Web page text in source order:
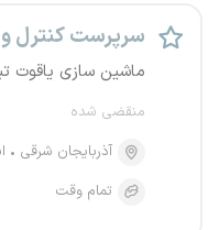
سرپرست کنترل
ماشین سازی یاقوت
منقضی شده
آذربایجان شرقی
تمام وقت